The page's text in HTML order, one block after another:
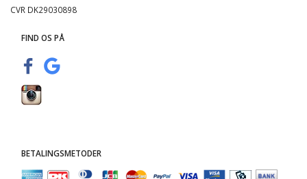
CVR DK29030898
FIND OS PÅ
BETALINGSMETODER